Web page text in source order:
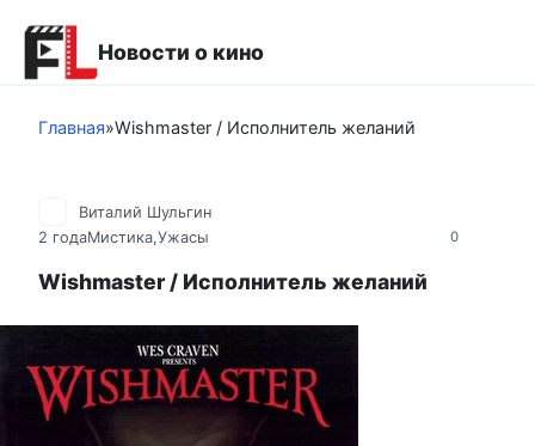
контенту
Новости о кино
Главная»Wishmaster / Исполнитель желаний
0
Виталий Шульгин
2 годаМистика,Ужасы
Wishmaster / Исполнитель желаний